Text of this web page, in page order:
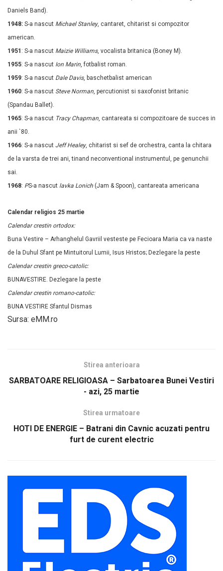
Daniels Band).
1948: S-a nascut Michael Stanley, cantaret, chitarist si compozitor
american.
1951 : S-a nascut Maizie Williams, vocalista britanica (Boney M).
1955: S-a nascut Ion Marin, fotbalist roman.
1959: S-a nascut Dale Davis, baschetbalist american
1960: S-a nascut Steve Norman, percutionist si saxofonist britanic
(Spandau Ballet).
1965: S-a nascut Tracy Chapman, cantareata si compozitoare de succes in
anii `80.
1966: S-a nascut Jeff Healey, chitarist si sef de orchestra, canta la chitara
de la varsta de trei ani, tinand neconventional instrumentul, pe genunchii
sai.
1968: PS-a nascut lavka Lonich (Jam & Spoon), cantareata americana
Calendar religios 25 martie
Calendar crestin ortodox:
Buna Vestire – Arhanghelul Gavriil vesteste pe Fecioara Maria ca va naste
de la Duhul Sfant pe Mintuitorul Lumii, Isus Hristos; Dezlegare la peste
Calendar crestin greco-catolic:
BUNAVESTIRE. Dezlegare la peste
Calendar crestin romano-catolic:
BUNA VESTIRE Sfantul Dismas
Sursa: eMM.ro
Stirea anterioara
SARBATOARE RELIGIOASA – Sarbatoarea Bunei Vestiri
- azi, 25 martie
Stirea urmatoare
HOTI DE ENERGIE – Batrani din Cavnic acuzati pentru
furt de curent electric